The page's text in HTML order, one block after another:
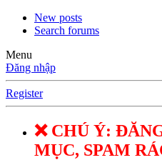
New posts
Search forums
Menu
Đăng nhập
Register
❌ CHÚ Ý:
MỤC, SPAM